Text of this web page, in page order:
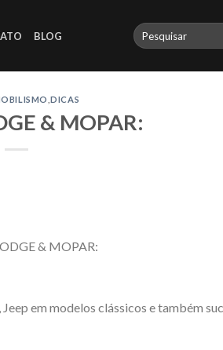
BLOG
,DICAS
& MOPAR:
em modelos clássicos e também